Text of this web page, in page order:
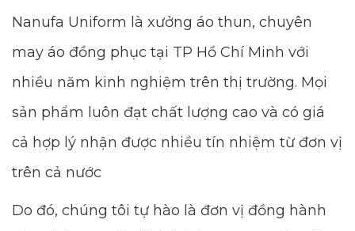
Nanufa Uniform là xưởng áo thun, chuyên
may áo đồng phục tại TP Hồ Chí Minh với
nhiều năm kinh nghiệm trên thị trường. Mọi
sản phẩm luôn đạt chất lượng cao và có giá
cả hợp lý nhận được nhiều tín nhiệm từ đơn vị
trên cả nước
Do đó, chúng tôi tự hào là đơn vị đồng hành